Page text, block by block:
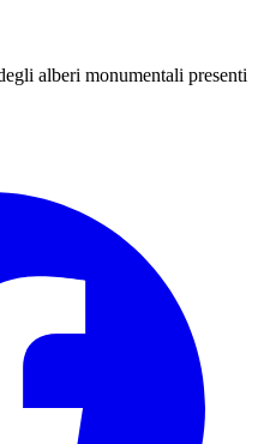
alberi monumentali presenti